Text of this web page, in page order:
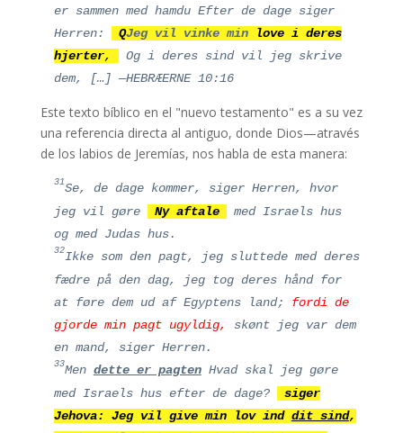
er sammen med hamdu Efter de dage siger
Herren:
QJeg vil vinke minlove i deres
hjerter,
Og i deres sind vil jeg skrive
dem, […] —HEBRÆERNE10:16
Este texto bíblico en el "nuevo testamento" es a su vez
una referencia directa al antiguo, donde Dios—através
de los labios de Jeremías, nos habla de esta manera:
31Se, de dage kommer, siger Herren, hvor
jeg vil gøre
Ny aftale
med Israels hus
og med Judas hus.
32Ikke som den pagt, jeg sluttede med deres
fædre på den dag, jeg tog deres hånd for
at føre dem ud af Egyptens land;
fordi de
gjorde min pagt ugyldig,
skønt jeg var dem
en mand, siger Herren.
33Men dette er pagtenHvad skal jeg gøre
med Israels hus efter de dage?
siger
Jehova:
Jeg vil give min lov ind dit sind,